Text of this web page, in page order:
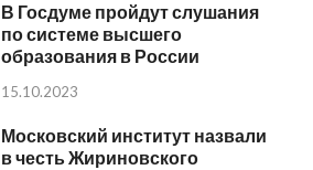
В Госдуме пройдут слушания
по системе высшего
образования в России
15.10.2023
Московский институт назвали
в честь Жириновского